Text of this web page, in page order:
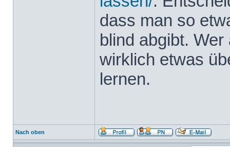
dass man so
blind abgibt.
wirklich etwas
lernen.
Nach oben